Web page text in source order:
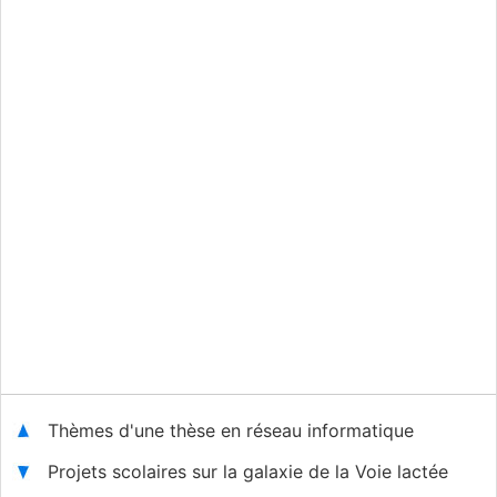
Thèmes d'une thèse en réseau informatique
Projets scolaires sur la galaxie de la Voie lactée